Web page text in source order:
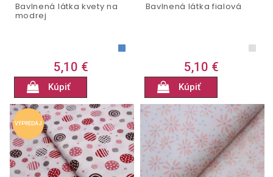
Bavlnená látka kvety na
modrej
5,10 €
Kúpiť
Bavlnená látka fialová
5,10 €
Kúpiť
VÝPREDAJ